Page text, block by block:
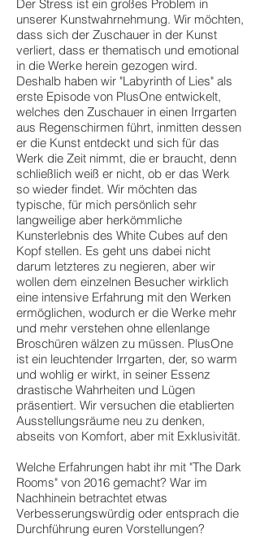
Der Stress ist ein großes Problem in
unserer Kunstwahrnehmung. Wir möchten,
dass sich der Zuschauer in der Kunst
verliert, dass er thematisch und emotional
in die Werke herein gezogen wird.
Deshalb haben wir "Labyrinth of Lies" als
erste Episode von PlusOne entwickelt,
welches den Zuschauer in einen Irrgarten
aus Regenschirmen führt, inmitten dessen
er die Kunst entdeckt und sich für das
Werk die Zeit nimmt, die er braucht, denn
schließlich weiß er nicht, ob er das Werk
so wieder findet. Wir möchten das
typische, für mich persönlich sehr
langweilige aber herkömmliche
Kunsterlebnis des White Cubes auf den
Kopf stellen. Es geht uns dabei nicht
darum letzteres zu negieren, aber wir
wollen dem einzelnen Besucher wirklich
eine intensive Erfahrung mit den Werken
ermöglichen, wodurch er die Werke mehr
und mehr verstehen ohne ellenlange
Broschüren wälzen zu müssen. PlusOne
ist ein leuchtender Irrgarten, der, so warm
und wohlig er wirkt, in seiner Essenz
drastische Wahrheiten und Lügen
präsentiert. Wir versuchen die etablierten
Ausstellungsräume neu zu denken,
abseits von Komfort, aber mit Exklusivität.
Welche Erfahrungen habt ihr mit "The Dark
Rooms" von 2016 gemacht? War im
Nachhinein betrachtet etwas
Verbesserungswürdig oder entsprach die
Durchführung euren Vorstellungen?